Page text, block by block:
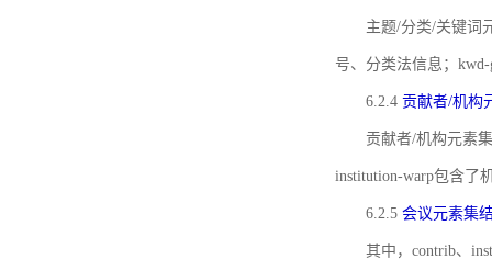
主题/分类/关键词
号、分类法信息；
6.2.4 贡献者/机构
贡献者/机构元素
institution-warp包含了
6.2.5 会议元素集
其中，contrib、